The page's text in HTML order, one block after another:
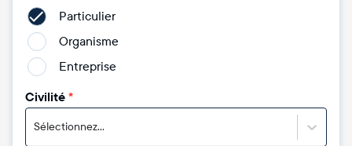
Particulier
Organisme
Entreprise
Civilité*
Sélectionnez...